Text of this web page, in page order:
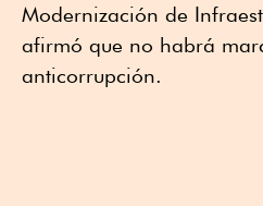
Modernización de
afirmó que no habrá
anticorrupción.